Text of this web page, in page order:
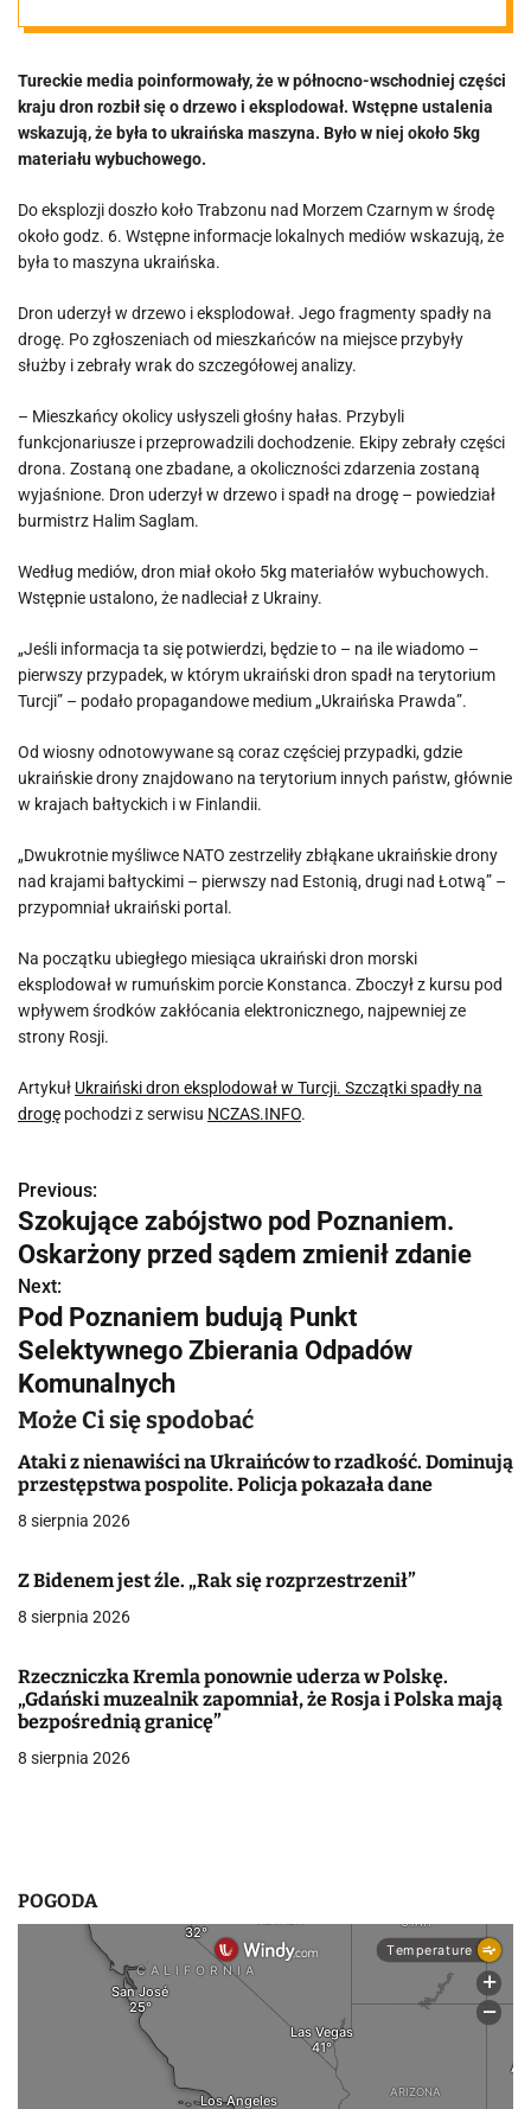
Tureckie media poinformowały, że w północno-wschodniej części
kraju dron rozbił się o drzewo i eksplodował. Wstępne ustalenia
wskazują, że była to ukraińska maszyna. Było w niej około 5kg
materiału wybuchowego.
Do eksplozji doszło koło Trabzonu nad Morzem Czarnym w środę
około godz. 6. Wstępne informacje lokalnych mediów wskazują, że
była to maszyna ukraińska.
Dron uderzył w drzewo i eksplodował. Jego fragmenty spadły na
drogę. Po zgłoszeniach od mieszkańców na miejsce przybyły
służby i zebrały wrak do szczegółowej analizy.
– Mieszkańcy okolicy usłyszeli głośny hałas. Przybyli
funkcjonariusze i przeprowadzili dochodzenie. Ekipy zebrały części
drona. Zostaną one zbadane, a okoliczności zdarzenia zostaną
wyjaśnione. Dron uderzył w drzewo i spadł na drogę – powiedział
burmistrz Halim Saglam.
Według mediów, dron miał około 5kg materiałów wybuchowych.
Wstępnie ustalono, że nadleciał z Ukrainy.
„Jeśli informacja ta się potwierdzi, będzie to – na ile wiadomo –
pierwszy przypadek, w którym ukraiński dron spadł na terytorium
Turcji” – podało propagandowe medium „Ukraińska Prawda”.
Od wiosny odnotowywane są coraz częściej przypadki, gdzie
ukraińskie drony znajdowano na terytorium innych państw, głównie
w krajach bałtyckich i w Finlandii.
„Dwukrotnie myśliwce NATO zestrzeliły zbłąkane ukraińskie drony
nad krajami bałtyckimi – pierwszy nad Estonią, drugi nad Łotwą” –
przypomniał ukraiński portal.
Na początku ubiegłego miesiąca ukraiński dron morski
eksplodował w rumuńskim porcie Konstanca. Zboczył z kursu pod
wpływem środków zakłócania elektronicznego, najpewniej ze
strony Rosji.
Artykuł Ukraiński dron eksplodował w Turcji. Szczątki spadły na
drogę pochodzi z serwisu NCZAS.INFO.
N
a
w
i
g
a
c
j
w
i
s
Previous:
Szokujące zabójstwo pod Poznaniem.
Oskarżony przed sądem zmienił zdanie
Next:
Pod Poznaniem budują Punkt
Selektywnego Zbierania Odpadów
Komunalnych
Może Ci się spodobać
Ataki z nienawiści na Ukraińców to rzadkość. Dominują
przestępstwa pospolite. Policja pokazała dane
8 sierpnia 2026
Z Bidenem jest źle. „Rak się rozprzestrzenił”
8 sierpnia 2026
Rzeczniczka Kremla ponownie uderza w Polskę.
„Gdański muzealnik zapomniał, że Rosja i Polska mają
bezpośrednią granicę”
8 sierpnia 2026
POGODA